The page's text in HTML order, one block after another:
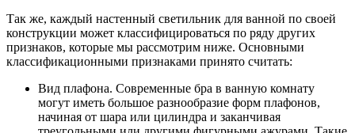
Так же, каждый настенный светильник для ванной по своей
конструкции может классифицироваться по ряду других
признаков, которые мы рассмотрим ниже. Основными
классификационными признаками принято считать:
Вид плафона. Современные бра в ванную комнату
могут иметь большое разнообразие форм плафонов,
начиная от шара или цилиндра и заканчивая